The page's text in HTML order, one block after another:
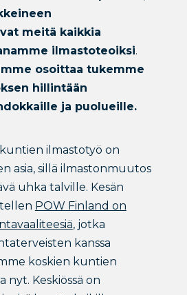
meitä kaikkia
ilmastoteoiksi.
osoittaa tukemme
hillintään
ja puolueille.
ilmastotyö on
asia, sillä ilmastonmuutos
uhka talville. Kesän
POW Finland on
, jotka
kanssa
koskien kuntien
nyt. Keskiössä on